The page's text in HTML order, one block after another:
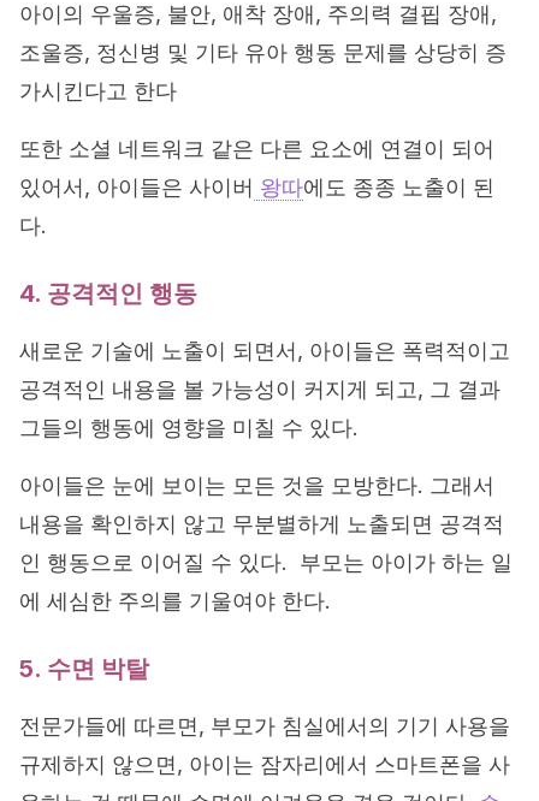
아이의 우울증, 불안, 애착 장애, 주의력 결핍 장애,
조울증, 정신병 및 기타 유아 행동 문제를 상당히 증
가시킨다고 한다
또한 소셜 네트워크 같은 다른 요소에 연결이 되어
있어서, 아이들은 사이버 왕따에도 종종 노출이 된
다.
4. 공격적인 행동
새로운 기술에 노출이 되면서, 아이들은 폭력적이고
공격적인 내용을 볼 가능성이 커지게 되고, 그 결과
그들의 행동에 영향을 미칠 수 있다.
아이들은 눈에 보이는 모든 것을 모방한다. 그래서
내용을 확인하지 않고 무분별하게 노출되면 공격적
인 행동으로 이어질 수 있다. 부모는 아이가 하는 일
에 세심한 주의를 기울여야 한다.
5. 수면 박탈
전문가들에 따르면, 부모가 침실에서의 기기 사용을
규제하지 않으면, 아이는 잠자리에서 스마트폰을 사